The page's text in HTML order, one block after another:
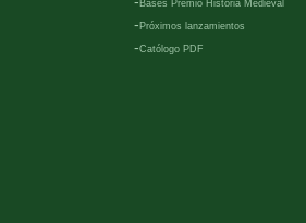
Bases Premio Historia Medieval
- Próximos lanzamientos
-Católogo PDF